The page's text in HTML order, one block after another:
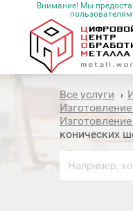
Внимание! Мы
Все услуги ›
конических